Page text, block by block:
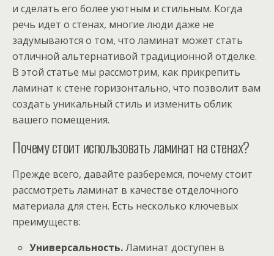
и сделать его более уютным и стильным. Когда
речь идет о стенах, многие люди даже не
задумываются о том, что ламинат может стать
отличной альтернативой традиционной отделке.
В этой статье мы рассмотрим, как прикрепить
ламинат к стене горизонтально, что позволит вам
создать уникальный стиль и изменить облик
вашего помещения.
Почему стоит использовать ламинат на стенах?
Прежде всего, давайте разберемся, почему стоит
рассмотреть ламинат в качестве отделочного
материала для стен. Есть несколько ключевых
преимуществ:
Универсальность.Ламинат доступен в